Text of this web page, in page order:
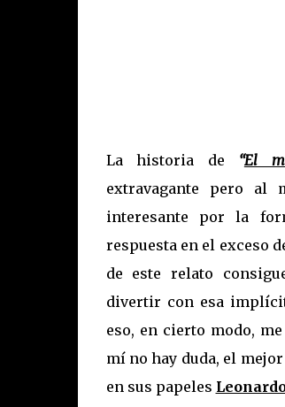
La historia de “El
extravagante pero al
interesante por la
respuesta en el exceso
de este relato
divertir con esa
eso, en cierto modo,
mí no hay duda, el
en sus papeles